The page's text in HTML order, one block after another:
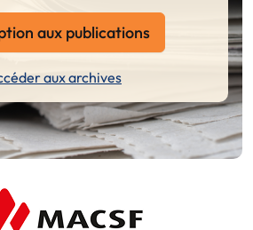
aux publications
aux archives